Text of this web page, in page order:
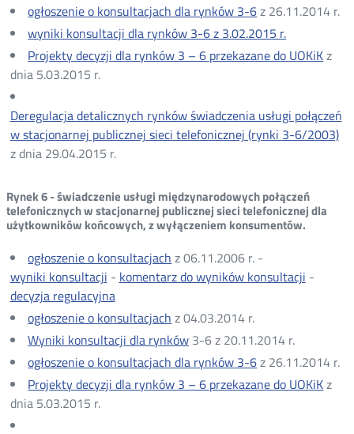
ogłoszenie o konsultacjach dla rynków 3-6z 26.11.2014 r.
wyniki konsultacji dla rynków 3-6 z 3.02.2015 r.
Projekty decyzji dla rynków 3 – 6 przekazane do UOKiKz
dnia 5.03.2015 r.
Deregulacja detalicznych rynków świadczenia usługi połączeń
w stacjonarnej publicznej sieci telefonicznej (rynki 3-6/2003)
z dnia 29.04.2015 r.
Rynek 6 - świadczenie usługi międzynarodowych połączeń
telefonicznych w stacjonarnej publicznej sieci telefonicznej dla
użytkowników końcowych, z wyłączeniem konsumentów.
ogłoszenie o konsultacjach z 06.11.2006 r. -
wyniki konsultacji - komentarz do wyników konsultacji -
decyzja regulacyjna
ogłoszenie o konsultacjach z 04.03.2014 r.
Wyniki konsultacji dla rynków 3-6 z 20.11.2014 r.
ogłoszenie o konsultacjach dla rynków 3-6z 26.11.2014 r.
Projekty decyzji dla rynków 3 – 6 przekazane do UOKiKz
dnia 5.03.2015 r.